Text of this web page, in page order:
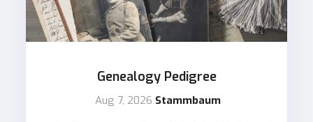
Genealogy Pedigree
Aug 7, 2026 Stammbaum